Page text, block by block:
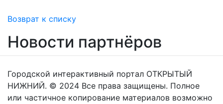
Возврат к списку
Новости партнёров
Городской интерактивный портал ОТКРЫТЫЙ
НИЖНИЙ. © 2024 Все права защищены. Полное
или частичное копирование материалов возможно